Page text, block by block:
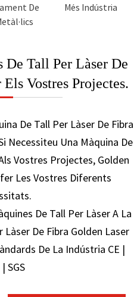
De
Més Indústria
De Tall Per Làser De
Vostres Projectes.
De Tall Per Làser De Fibra
Necessiteu Una Màquina De
Vostres Projectes, Golden
Les Vostres Diferents
De Tall Per Làser A La
Làser De Fibra Golden Laser
De La Indústria CE |
SGS